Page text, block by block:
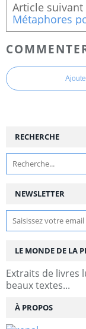
NEWSLETTER
RECHERCHE
LE MONDE DE LA
Extraits de livres
beaux textes...
À PROPOS